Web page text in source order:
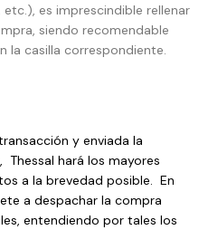
es imprescindible rellenar
siendo recomendable
la casilla correspondiente.
y enviada la
hará los mayores
a la brevedad posible. En
a despachar la compra
entendiendo por tales los